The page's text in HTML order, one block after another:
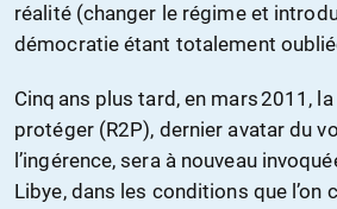
réalité (changer le régime et
démocratie étant totalement
Cinq ans plus tard, en mars 2011,
protéger (R2P), dernier avatar du
l’ingérence, sera à nouveau
Libye, dans les conditions que l’on